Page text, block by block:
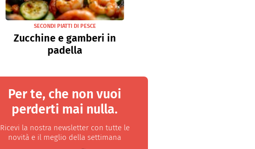
SECONDI PIATTI DI PESCE
Zucchine e gamberi in
padella
Per te, che non vuoi
perderti mai nulla.
Ricevi la nostra newsletter con tutte le
novità e il meglio della settimana